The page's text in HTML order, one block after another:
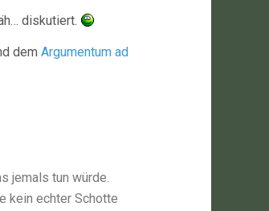
diskutiert.
demArgumentum ad
jemals tun würde.
kein echter Schotte